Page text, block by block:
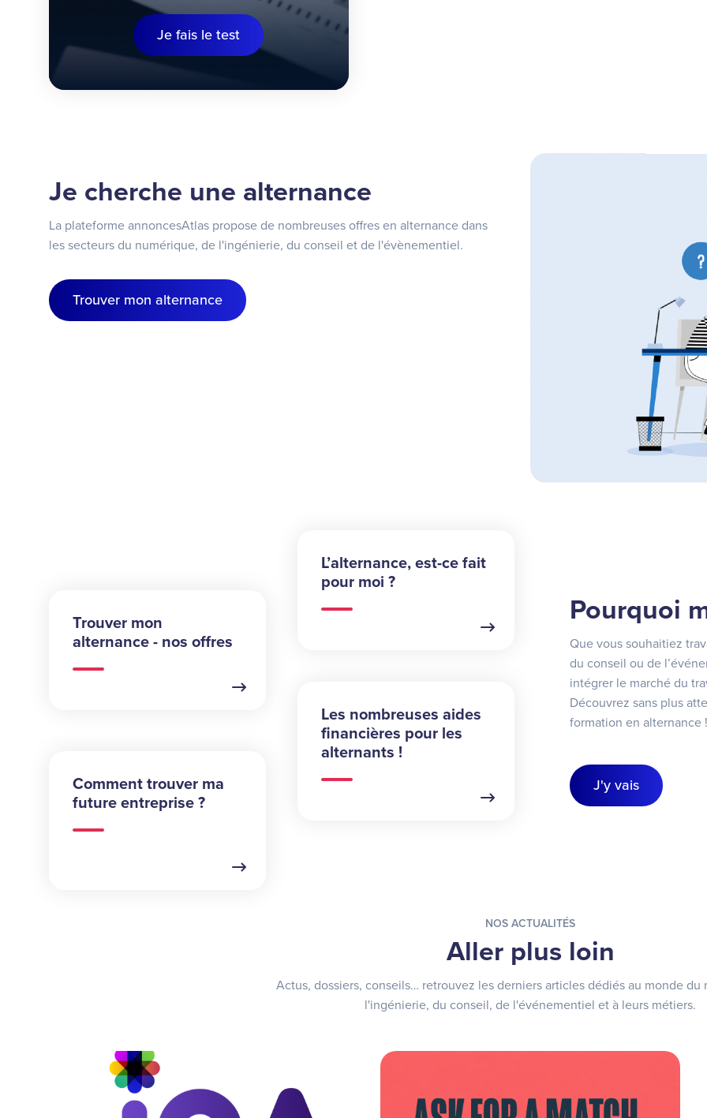
Je fais le test
Je cherche une alternance
La plateforme annoncesAtlas propose de nombreuses offres en alternance dans
les secteurs du numérique, de l'ingénierie, du conseil et de l'évènementiel.
Trouver mon alternance
Pourquoi
Que vous souhaitiez
du conseil ou de
intégrer le marché du
Découvrez sans plus
formation en alternance !
J'y vais
L’alternance, est-ce fait
pour moi ?
Trouver mon
alternance - nos offres
Les nombreuses aides
financières pour les
alternants !
Comment trouver ma
future entreprise ?
NOS ACTUALITÉS
Aller plus loin
Actus, dossiers, conseils… retrouvez les derniers articles dédiés au monde du
l'ingénierie, du conseil, de l'événementiel et à leurs métiers.